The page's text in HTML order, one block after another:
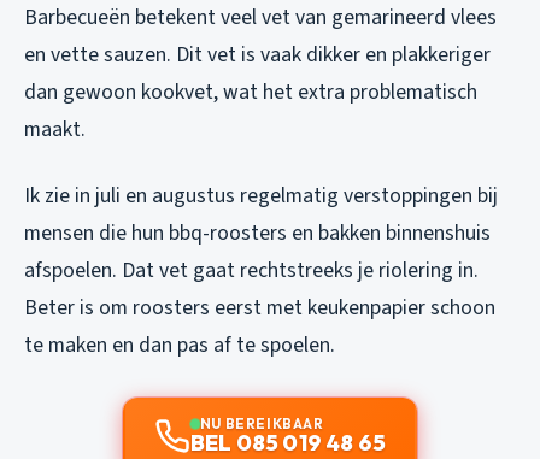
Barbecueën betekent veel vet van gemarineerd vlees
en vette sauzen. Dit vet is vaak dikker en plakkeriger
dan gewoon kookvet, wat het extra problematisch
maakt.
Ik zie in juli en augustus regelmatig verstoppingen bij
mensen die hun bbq-roosters en bakken binnenshuis
afspoelen. Dat vet gaat rechtstreeks je riolering in.
Beter is om roosters eerst met keukenpapier schoon
te maken en dan pas af te spoelen.
NU BEREIKBAAR
BEL 085 019 48 65